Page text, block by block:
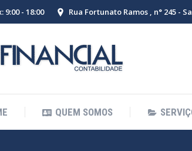
9:00 - 18:00 Rua Fortunato Ramos , n° 245 -
QUEM SOMOS